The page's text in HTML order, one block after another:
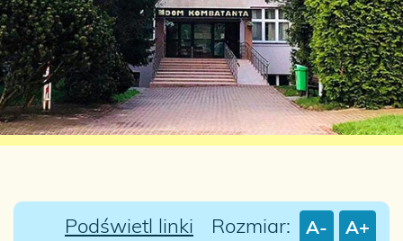
Podświetl linki Rozmiar: A- A+